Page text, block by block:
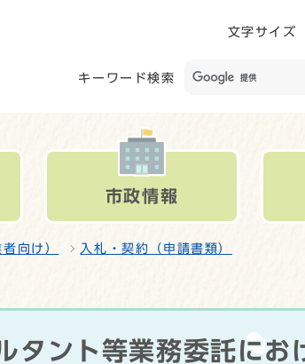
文字サイズ
キーワード検索
市政情報
向け） 入札・契約（申請書類）
タント等業務委託にお